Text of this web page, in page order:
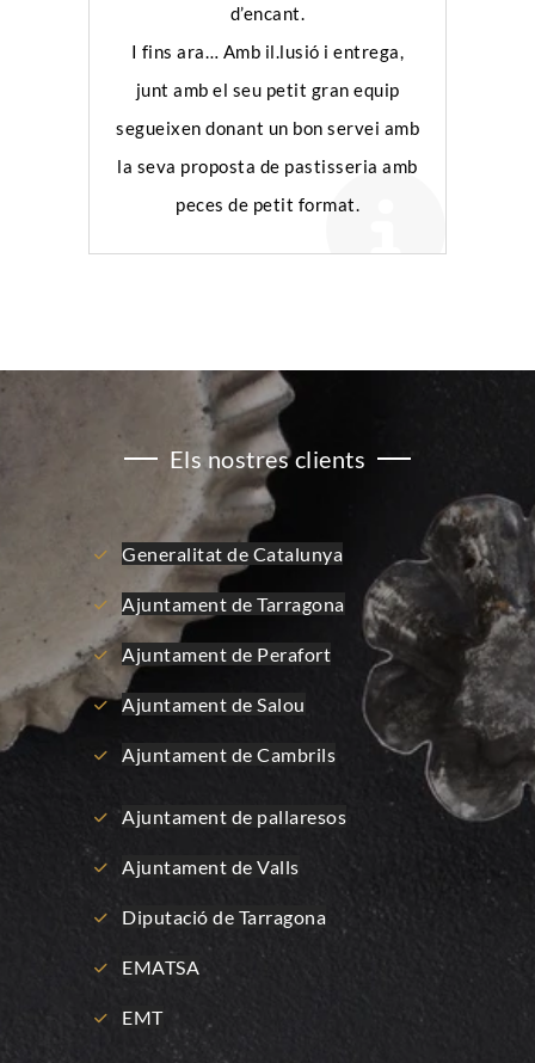
d’encant.
I fins ara… Amb il.lusió i entrega,
junt amb el seu petit gran equip
segueixen donant un bon servei amb
la seva proposta de pastisseria amb
peces de petit format.
Els nostres clients
Generalitat de Catalunya
Ajuntament de Tarragona
Ajuntament de Perafort
Ajuntament de Salou
Ajuntament de Cambrils
Ajuntament de pallaresos
Ajuntament de Valls
Diputació de Tarragona
EMATSA
EMT